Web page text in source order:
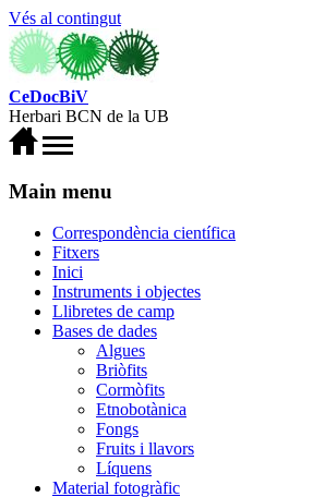
Vés al contingut
CeDocBiV
Herbari BCN de la UB
Main menu
Correspondència científica
Fitxers
Inici
Instruments i objectes
Llibretes de camp
Bases de dades
Algues
Briòfits
Cormòfits
Etnobotànica
Fongs
Fruits i llavors
Líquens
Material fotogràfic